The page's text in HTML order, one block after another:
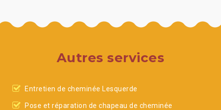
Autres services
Entretien de cheminée Lesquerde
Pose et réparation de chapeau de cheminée